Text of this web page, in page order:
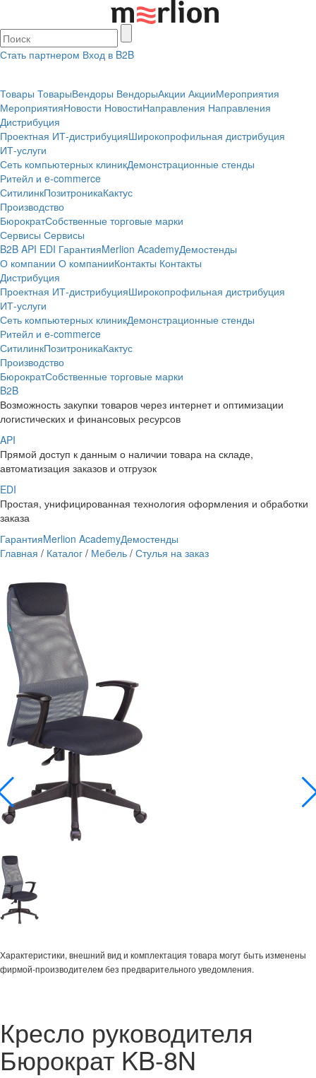
Стать партнером Вход в B2B
Товары ТоварыВендоры ВендорыАкции АкцииМероприятия
МероприятияНовости НовостиНаправления Направления
Дистрибуция
Проектная ИТ-дистрибуцияШирокопрофильная дистрибуция
ИТ-услуги
Сеть компьютерных клиникДемонстрационные стенды
Ритейл и e-commerce
СитилинкПозитроникаКактус
Производство
БюрократСобственные торговые марки
Сервисы Сервисы
B2B API EDI ГарантияMerlion AcademyДемостенды
О компании О компанииКонтакты Контакты
Дистрибуция
Проектная ИТ-дистрибуцияШирокопрофильная дистрибуция
ИТ-услуги
Сеть компьютерных клиникДемонстрационные стенды
Ритейл и e-commerce
СитилинкПозитроникаКактус
Производство
БюрократСобственные торговые марки
B2B
Возможность закупки товаров через интернет и оптимизации
логистических и финансовых ресурсов
API
Прямой доступ к данным о наличии товара на складе,
автоматизация заказов и отгрузок
EDI
Простая, унифицированная технология оформления и обработки
заказа
ГарантияMerlion AcademyДемостенды
Главная / Каталог / Мебель / Стулья на заказ
Характеристики, внешний вид и комплектация товара могут быть изменены
фирмой-производителем без предварительного уведомления.
Кресло руководителя
Бюрократ KB-8N